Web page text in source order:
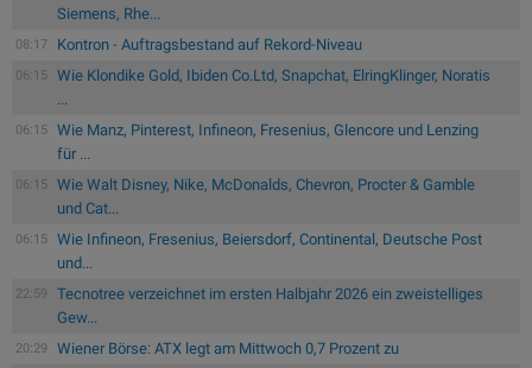
Siemens, Rhe...
08:17 Kontron - Auftragsbestand auf Rekord-Niveau
06:15
Wie Klondike Gold, Ibiden Co.Ltd, Snapchat, ElringKlinger, Noratis
...
06:15
Wie Manz, Pinterest, Infineon, Fresenius, Glencore und Lenzing
für ...
06:15
Wie Walt Disney, Nike, McDonalds, Chevron, Procter & Gamble
und Cat...
06:15
Wie Infineon, Fresenius, Beiersdorf, Continental, Deutsche Post
und...
22:59
Tecnotree verzeichnet im ersten Halbjahr 2026 ein zweistelliges
Gew...
20:29 Wiener Börse: ATX legt am Mittwoch 0,7 Prozent zu